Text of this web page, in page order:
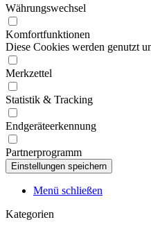
Währungswechsel
Komfortfunktionen
Diese Cookies werden genutzt
Merkzettel
Statistik & Tracking
Endgeräteerkennung
Partnerprogramm
Menü schließen
Kategorien